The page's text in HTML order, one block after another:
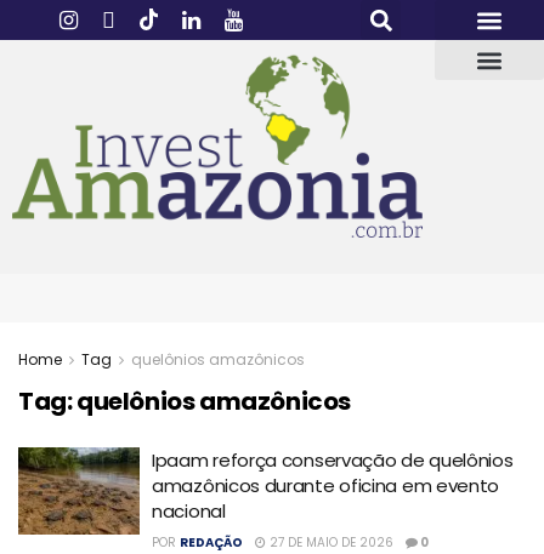
Home Tag quelônios amazônicos
Tag:quelônios amazônicos
Ipaam reforça conservação de quelônios
amazônicos durante oficina em evento
nacional
POR REDAÇÃO 27 DE MAIO DE 2026 0